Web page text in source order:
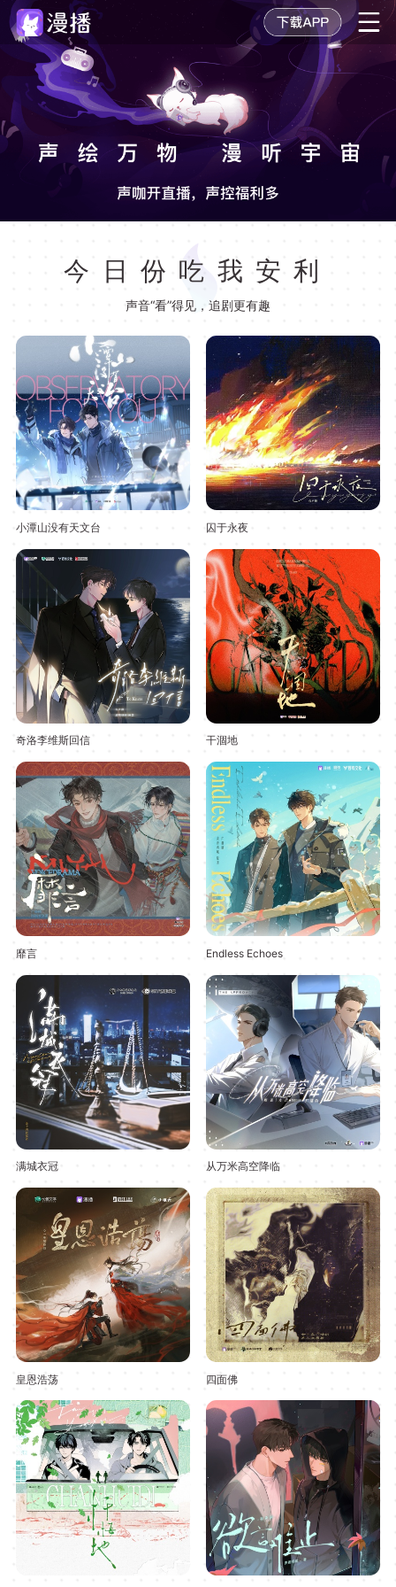
今日份吃我安利
声音“看”得见，追剧更有趣
小潭山没有天文台 囚于永夜
奇洛李维斯回信 干涸地
靡言 Endless Echoes
满城衣冠 从万米高空降临
皇恩浩荡 四面佛